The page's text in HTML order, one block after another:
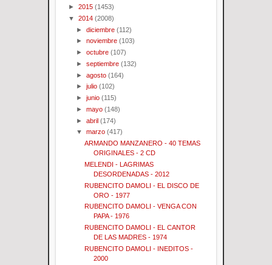
► 2015 (1453)
▼ 2014 (2008)
►diciembre (112)
►noviembre (103)
►octubre (107)
►septiembre (132)
►agosto (164)
►julio (102)
►junio (115)
►mayo (148)
►abril (174)
▼marzo (417)
ARMANDO MANZANERO - 40 TEMAS
ORIGINALES - 2 CD
MELENDI - LAGRIMAS
DESORDENADAS - 2012
RUBENCITO DAMOLI - EL DISCO DE
ORO - 1977
RUBENCITO DAMOLI - VENGA CON
PAPA - 1976
RUBENCITO DAMOLI - EL CANTOR
DE LAS MADRES - 1974
RUBENCITO DAMOLI - INEDITOS -
2000